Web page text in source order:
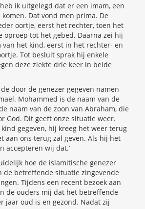
ik uitgelegd dat er een imam, een
Dat vond men prima. De
oortje, eerst het rechter, toen het
oproep tot het gebed. Daarna zei hij
van het kind, eerst in het rechter- en
Tot besluit sprak hij enkele
deze ziekte drie keer in beide
door de genezer gegeven namen
Mohammed is de naam van de
naam van de zoon van Abraham, die
God. Dit geeft onze situatie weer.
gegeven, hij kreeg het weer terug
aan ons terug zal geven. Als hij het
accepteren wij dat.’
hoe de islamitische genezer
de betreffende situatie zingevende
Tijdens een recent bezoek aan
de ouders mij dat het betreffende
jaar oud is en gezond. Nadat zij